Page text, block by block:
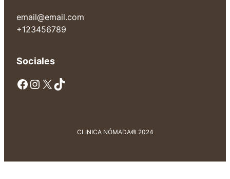
email@email.com
+123456789
Sociales
Facebook Instagram X TikTok
CLINICA NÓMADA© 2024